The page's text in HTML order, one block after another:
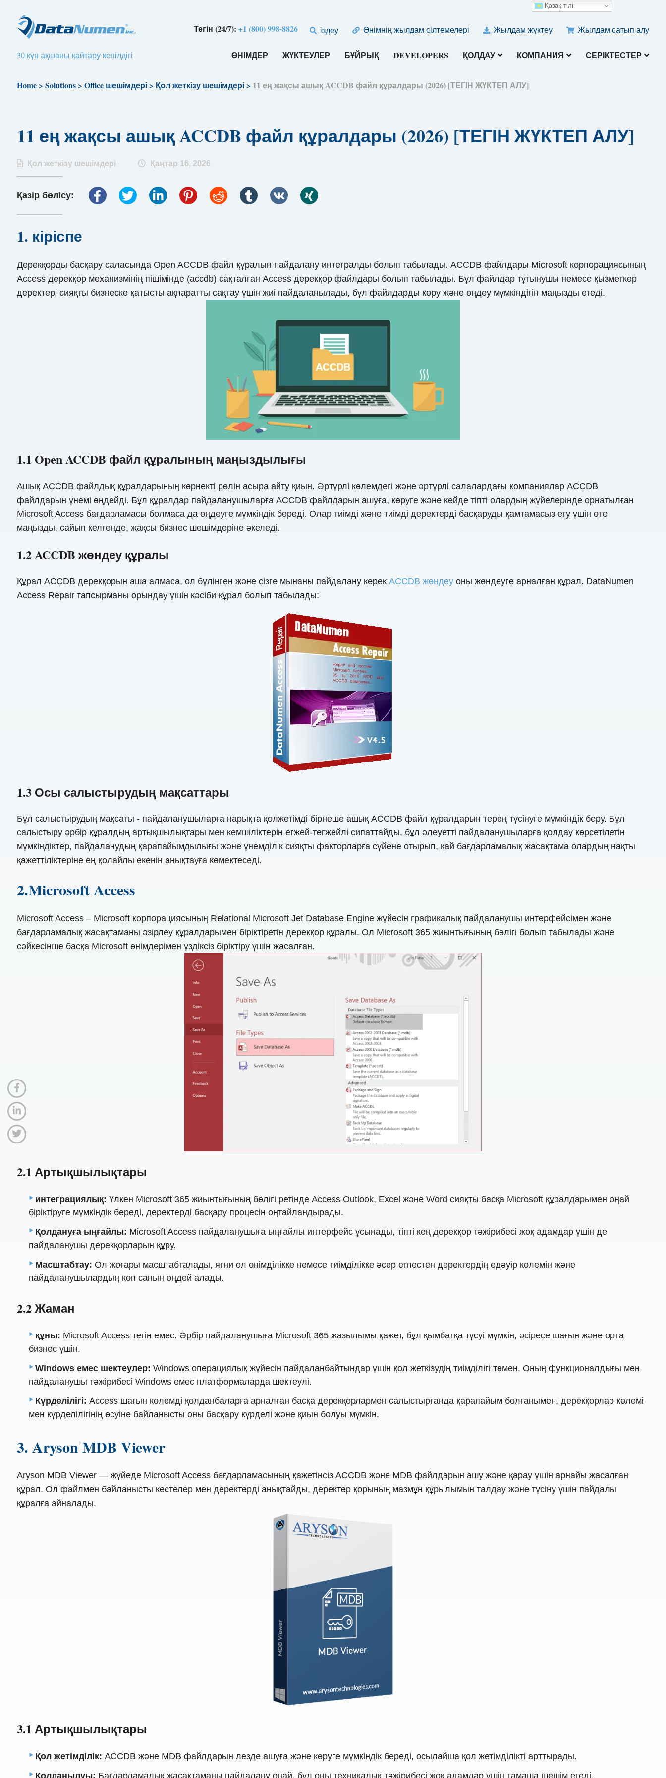
Тегін (24/7):+1 (800) 998-8826 іздеу Өнімнің жылдам сілтемелері Жылдам жүктеу Жылдам сатып алу
30 күн ақшаны қайтару кепілдігі ӨНІМДЕР ЖҮКТЕУЛЕР БҰЙРЫҚ DEVELOPERS ҚОЛДАУ КОМПАНИЯ СЕРІКТЕСТЕР
Home> Solutions> Office шешімдері> Қол жеткізу шешімдері> 11 ең жақсы ашық ACCDB файл құралдары (2026) [ТЕГІН ЖҮКТЕП АЛУ]
11 ең жақсы ашық ACCDB файл құралдары (2026) [ТЕГІН ЖҮКТЕП АЛУ]
Қол жеткізу шешімдері Қаңтар 16, 2026
Қазір бөлісу:
1. кіріспе
Дерекқорды басқару саласында Open ACCDB файл құралын пайдалану интегралды болып табылады. ACCDB файлдары Microsoft корпорациясының
Access дерекқор механизмінің пішімінде (accdb) сақталған Access дерекқор файлдары болып табылады. Бұл файлдар тұтынушы немесе қызметкер
деректері сияқты бизнеске қатысты ақпаратты сақтау үшін жиі пайдаланылады, бұл файлдарды көру және өңдеу мүмкіндігін маңызды етеді.
1.1 Open ACCDB файл құралының маңыздылығы
Ашық ACCDB файлдық құралдарының көрнекті рөлін асыра айту қиын. Әртүрлі көлемдегі және әртүрлі салалардағы компаниялар ACCDB
файлдарын үнемі өңдейді. Бұл құралдар пайдаланушыларға ACCDB файлдарын ашуға, көруге және кейде тіпті олардың жүйелерінде орнатылған
Microsoft Access бағдарламасы болмаса да өңдеуге мүмкіндік береді. Олар тиімді және тиімді деректерді басқаруды қамтамасыз ету үшін өте
маңызды, сайып келгенде, жақсы бизнес шешімдеріне әкеледі.
1.2 ACCDB жөндеу құралы
Құрал ACCDB дерекқорын аша алмаса, ол бүлінген және сізге мынаны пайдалану керек ACCDB жөндеуоны жөндеуге арналған құрал. DataNumen
Access Repair тапсырманы орындау үшін кәсіби құрал болып табылады:
1.3 Осы салыстырудың мақсаттары
Бұл салыстырудың мақсаты - пайдаланушыларға нарықта қолжетімді бірнеше ашық ACCDB файл құралдарын терең түсінуге мүмкіндік беру. Бұл
салыстыру әрбір құралдың артықшылықтары мен кемшіліктерін егжей-тегжейлі сипаттайды, бұл әлеуетті пайдаланушыларға қолдау көрсетілетін
мүмкіндіктер, пайдаланудың қарапайымдылығы және үнемділік сияқты факторларға сүйене отырып, қай бағдарламалық жасақтама олардың нақты
қажеттіліктеріне ең қолайлы екенін анықтауға көмектеседі.
2.Microsoft Access
Microsoft Access – Microsoft корпорациясының Relational Microsoft Jet Database Engine жүйесін графикалық пайдаланушы интерфейсімен және
бағдарламалық жасақтаманы әзірлеу құралдарымен біріктіретін дерекқор құралы. Ол Microsoft 365 жиынтығының бөлігі болып табылады және
сәйкесінше басқа Microsoft өнімдерімен үздіксіз біріктіру үшін жасалған.
2.1 Артықшылықтары
интеграциялық: Үлкен Microsoft 365 жиынтығының бөлігі ретінде Access Outlook, Excel және Word сияқты басқа Microsoft құралдарымен оңай
біріктіруге мүмкіндік береді, деректерді басқару процесін оңтайландырады.
Қолдануға ыңғайлы: Microsoft Access пайдаланушыға ыңғайлы интерфейс ұсынады, тіпті кең дерекқор тәжірибесі жоқ адамдар үшін де
пайдаланушы дерекқорларын құру.
Масштабтау: Ол жоғары масштабталады, яғни ол өнімділікке немесе тиімділікке әсер етпестен деректердің едәуір көлемін және
пайдаланушылардың көп санын өңдей алады.
2.2 Жаман
құны: Microsoft Access тегін емес. Әрбір пайдаланушыға Microsoft 365 жазылымы қажет, бұл қымбатқа түсуі мүмкін, әсіресе шағын және орта
бизнес үшін.
Windows емес шектеулер: Windows операциялық жүйесін пайдаланбайтындар үшін қол жеткізудің тиімділігі төмен. Оның функционалдығы мен
пайдаланушы тәжірибесі Windows емес платформаларда шектеулі.
Күрделілігі: Access шағын көлемді қолданбаларға арналған басқа дерекқорлармен салыстырғанда қарапайым болғанымен, дерекқорлар көлемі
мен күрделілігінің өсуіне байланысты оны басқару күрделі және қиын болуы мүмкін.
3. Aryson MDB Viewer
Aryson MDB Viewer — жүйеде Microsoft Access бағдарламасының қажетінсіз ACCDB және MDB файлдарын ашу және қарау үшін арнайы жасалған
құрал. Ол файлмен байланысты кестелер мен деректерді анықтайды, деректер қорының мазмұн құрылымын талдау және түсіну үшін пайдалы
құралға айналады.
3.1 Артықшылықтары
Қол жетімділік: ACCDB және MDB файлдарын лезде ашуға және көруге мүмкіндік береді, осылайша қол жетімділікті арттырады.
Қолданылуы: Бағдарламалық жасақтаманы пайдалану оңай, бұл оны техникалық тәжірибесі жоқ адамдар үшін тамаша шешім етеді.
Қазақ тілі